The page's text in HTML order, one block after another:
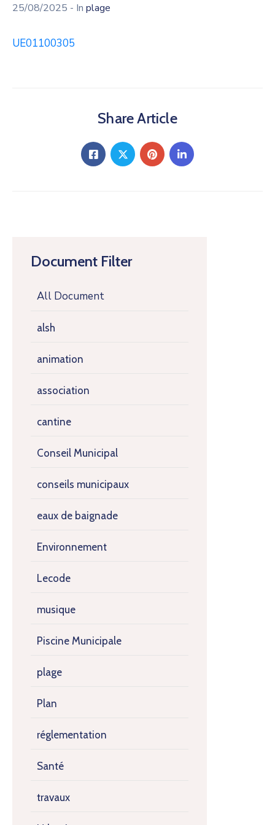
Document Filter
All Document
alsh
animation
association
cantine
Conseil Municipal
conseils municipaux
eaux de baignade
Environnement
Lecode
musique
Piscine Municipale
plage
Plan
réglementation
Santé
travaux
25/08/2025 - In plage
UE01100305
Share Article